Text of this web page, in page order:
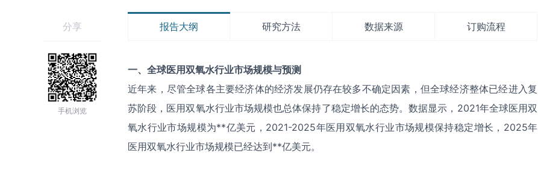
分享
手机浏览
报告大纲 研究方法 数据来源 订购流程
一、全球医用双氧水行业市场规模与预测
近年来，尽管全球各主要经济体的经济发展仍存在较多不确定因素，但全球经济整体已经进入复
苏阶段，医用双氧水行业市场规模也总体保持了稳定增长的态势。数据显示，2021年全球医用双
氧水行业市场规模为**亿美元，2021-2025年医用双氧水行业市场规模保持稳定增长，2025年
医用双氧水行业市场规模已经达到**亿美元。